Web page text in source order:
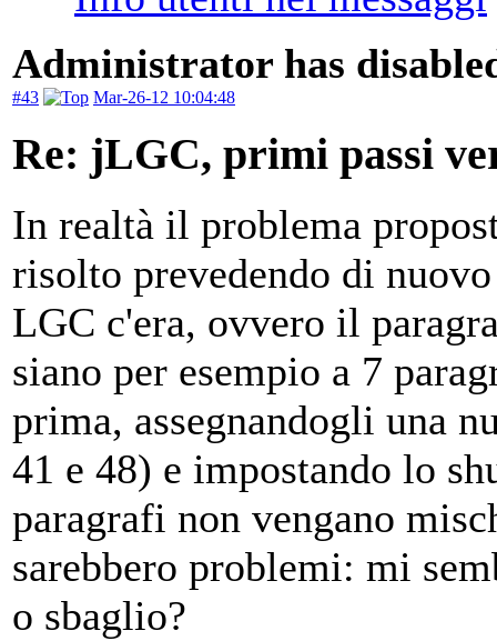
Administrator has
#43 Mar-26-12 10:04:48
Re: jLGC, primi passi
In realtà il problema
risolto prevedendo di
LGC c'era, ovvero il
siano per esempio a 7
prima, assegnandogli una
41 e 48) e impostando lo
paragrafi non vengano
sarebbero problemi: mi
o sbaglio?